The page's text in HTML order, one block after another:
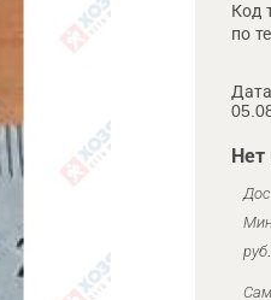
Код
по
Нет
руб.